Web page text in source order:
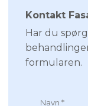
Kontakt
Har du
formularen.​